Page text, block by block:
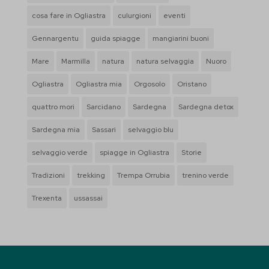
cosa fare in Ogliastra culurgioni eventi
Gennargentu guida spiagge mangiarini buoni
Mare Marmilla natura natura selvaggia Nuoro
Ogliastra Ogliastra mia Orgosolo Oristano
quattro mori Sarcidano Sardegna Sardegna detox
Sardegna mia Sassari selvaggio blu
selvaggio verde spiagge in Ogliastra Storie
Tradizioni trekking Trempa Orrubia trenino verde
Trexenta ussassai
et-pb-recent-items-button-decoration-font-font--weight
et-pb-recent-items-button-innerContent--linkTarget
et-pb-recent-items-content-decoration-bodyFont-body-font--
et-pb-recent-items-content-decoration-headingFont-h2-font--